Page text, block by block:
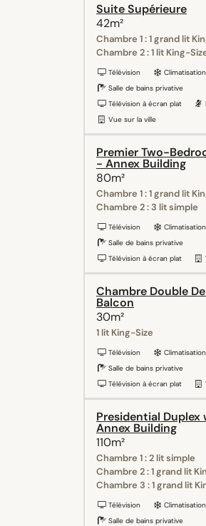
Suite Supérieure
42m²
Chambre 1 : 1 grand lit
Chambre 2 : 1 lit King-
Télévision
Climatisation
Salle de bains privative
Télévision à écran plat
Vue sur la ville
Premier Two-
- Annex Building
80m²
Chambre 1 : 1 grand lit
Chambre 2 : 3 lit simple
Télévision
Climatisation
Salle de bains privative
Télévision à écran plat
Chambre Double
Balcon
30m²
1 lit King-Size
Télévision
Climatisation
Salle de bains privative
Télévision à écran plat
Presidential
Annex Building
110m²
Chambre 1 : 2 lit simple
Chambre 2 : 1 grand lit
Chambre 3 : 1 grand lit
Télévision
Climatisation
Salle de bains privative